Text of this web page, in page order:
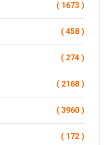
( 1673 )
( 458 )
( 274 )
( 2168 )
( 3960 )
( 172 )